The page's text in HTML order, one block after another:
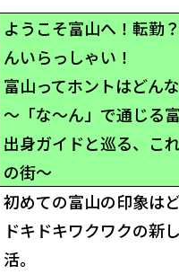
ようこそ富山へ！転勤
んいらっしゃい！
富山ってホントはどん
～「な～ん」で通じ
出身ガイドと巡る、こ
の街～
初めての富山の印象は
ドキドキワクワクの新
活。